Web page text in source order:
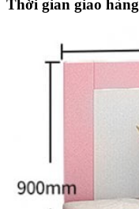
Thời gian giao hàng